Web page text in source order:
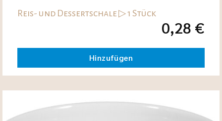
Reis- und Dessertschale ▷ 1 Stück
0,28 €
Hinzufügen